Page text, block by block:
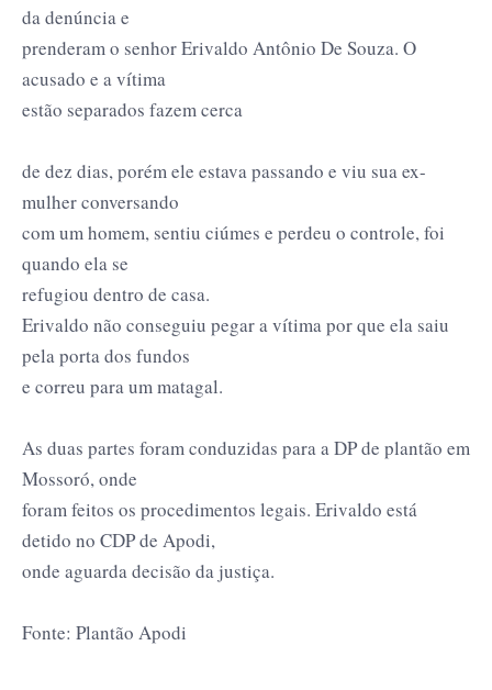
da denúncia e
prenderam o senhor Erivaldo Antônio De Souza. O
acusado e a vítima
estão separados fazem cerca
de dez dias, porém ele estava passando e viu sua ex-
mulher conversando
com um homem, sentiu ciúmes e perdeu o controle, foi
quando ela se
refugiou dentro de casa.
Erivaldo não conseguiu pegar a vítima por que ela saiu
pela porta dos fundos
e correu para um matagal.
As duas partes foram conduzidas para a DP de plantão em
Mossoró, onde
foram feitos os procedimentos legais. Erivaldo está
detido no CDP de Apodi,
onde aguarda decisão da justiça.
Fonte: Plantão Apodi